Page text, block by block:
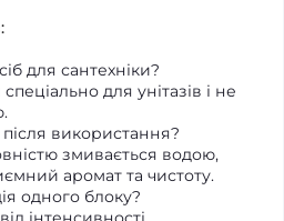
для сантехніки?
для унітазів і не
використання?
змивається водою,
аромат та чистоту.
одного блоку?